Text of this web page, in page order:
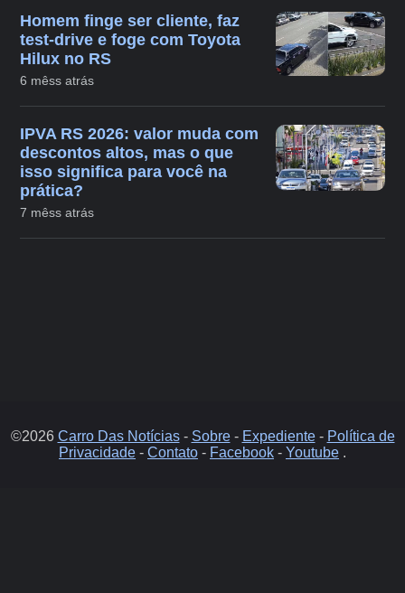
Homem finge ser cliente, faz
test-drive e foge com Toyota
Hilux no RS
6 mêss atrás
IPVA RS 2026: valor muda com
descontos altos, mas o que
isso significa para você na
prática?
7 mêss atrás
©2026 Carro Das Notícias- Sobre- Expediente- Política de
Privacidade - Contato - Facebook - Youtube .